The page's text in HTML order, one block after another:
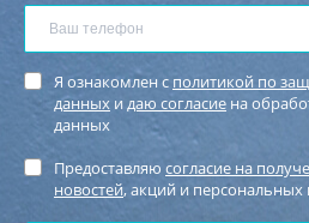
Я ознакомлен с политикой по
данных и даю согласие на
данных
Предоставляю согласие на
новостей, акций и